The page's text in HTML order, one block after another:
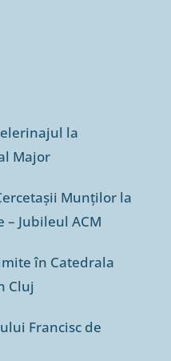
la
Major
Munților la
Jubileul ACM
în Catedrala
Cluj
Francisc de